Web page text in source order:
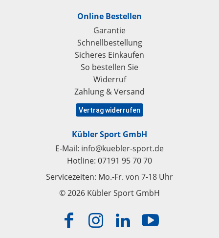
Online Bestellen
Garantie
Schnellbestellung
Sicheres Einkaufen
So bestellen Sie
Widerruf
Zahlung & Versand
Vertrag widerrufen
Kübler Sport GmbH
E-Mail: info@kuebler-sport.de
Hotline: 07191 95 70 70
Servicezeiten: Mo.-Fr. von 7-18 Uhr
© 2026 Kübler Sport GmbH